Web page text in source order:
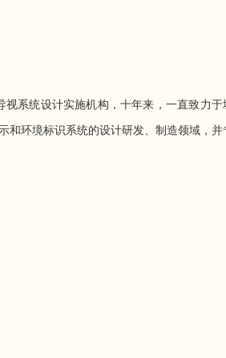
系统设计实施机构，十年来，一直致力于
和环境标识系统的设计研发、制造领域，并